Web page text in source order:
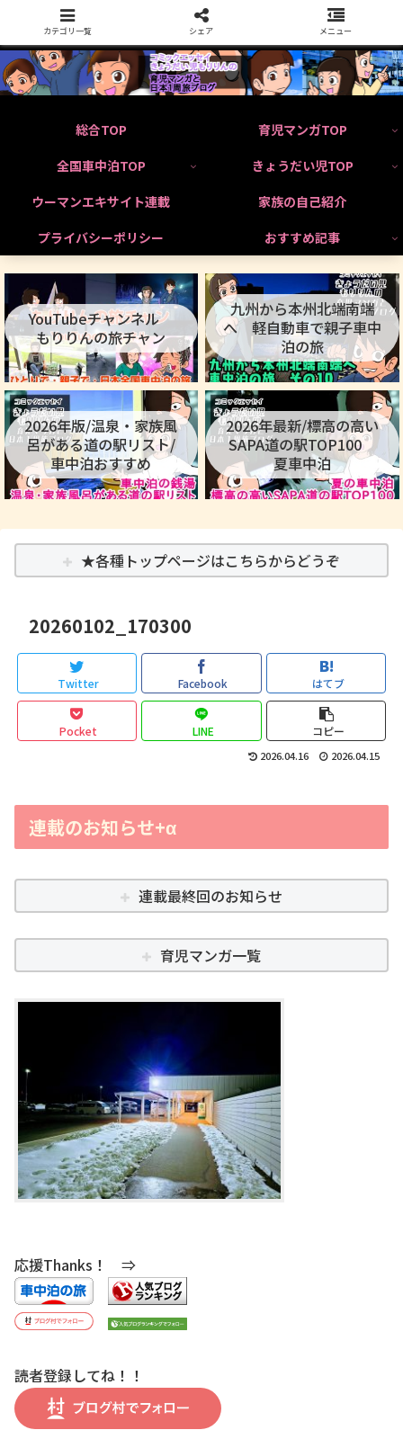
総合TOP
育児マンガTOP
全国車中泊TOP
きょうだい児TOP
ウーマンエキサイト連載
家族の自己紹介
プライバシーポリシー
おすすめ記事
YouTubeチャンネル
もりりんの旅チャン
九州から本州北端南端
へ 軽自動車で親子車中
泊の旅
2026年版/温泉・家族風
呂がある道の駅リスト/
車中泊おすすめ
2026年最新/標高の高い
SAPA道の駅TOP100
夏車中泊
★各種トップページはこちらからどうぞ
20260102_170300
Twitter Facebook はてブ
Pocket LINE コピー
2026.04.16 2026.04.15
連載のお知らせ+α
連載最終回のお知らせ
育児マンガ一覧
応援Thanks！ ⇒
読者登録してね！！
カテゴリ一覧 シェア メニュー